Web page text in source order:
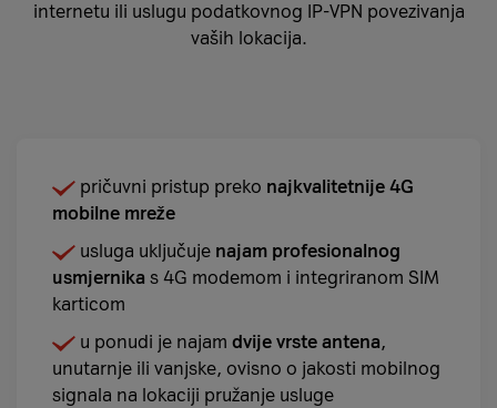
internetu ili uslugu podatkovnog IP-VPN povezivanja
vaših lokacija.
pričuvni pristup preko najkvalitetnije 4G
mobilne mreže
usluga uključuje najam profesionalnog
usmjernika s 4G modemom i integriranom SIM
karticom
u ponudi je najam dvije vrste antena,
unutarnje ili vanjske, ovisno o jakosti mobilnog
signala na lokaciji pružanje usluge